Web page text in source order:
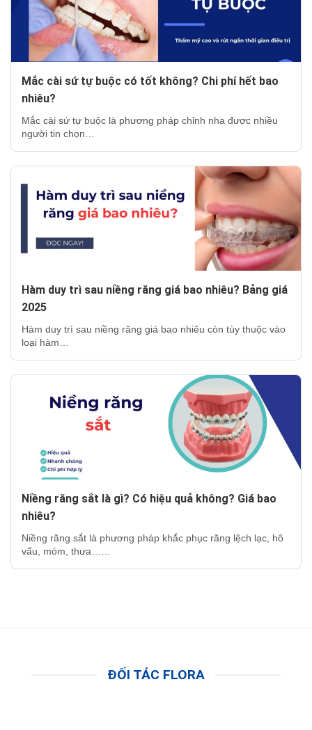
Mắc cài sứ tự buộc có tốt không? Chi phí hết bao
nhiêu?
Mắc cài sứ tự buộc là phương pháp chỉnh nha được nhiều
người tin chọn…
Hàm duy trì sau niềng răng giá bao nhiêu? Bảng giá
2025
Hàm duy trì sau niềng răng giá bao nhiêu còn tùy thuộc vào
loại hàm…
Niềng răng sắt là gì? Có hiệu quả không? Giá bao
nhiêu?
Niềng răng sắt là phương pháp khắc phục răng lệch lạc, hô
vẩu, móm, thưa……
ĐỐI TÁC FLORA